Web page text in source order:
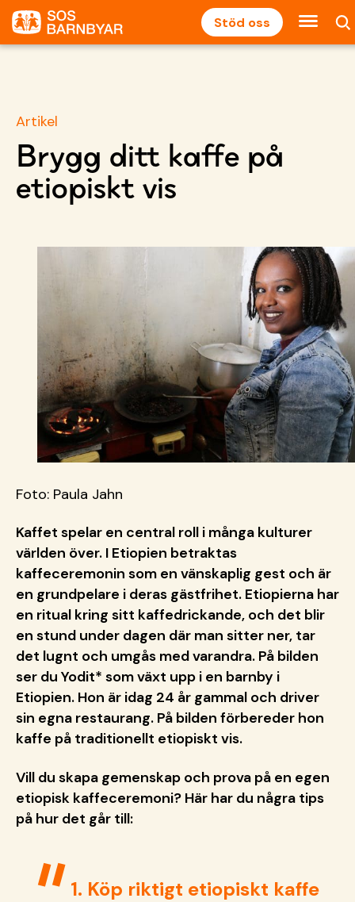
Stöd oss
Artikel
Brygg ditt kaffe på
etiopiskt vis
Foto: Paula Jahn
Kaffet spelar en central roll i många kulturer
världen över. I Etiopien betraktas
kaffeceremonin som en vänskaplig gest och är
en grundpelare i deras gästfrihet. Etiopierna har
en ritual kring sitt kaffedrickande, och det blir
en stund under dagen där man sitter ner, tar
det lugnt och umgås med varandra. På bilden
ser du Yodit* som växt upp i en barnby i
Etiopien. Hon är idag 24 år gammal och driver
sin egna restaurang. På bilden förbereder hon
kaffe på traditionellt etiopiskt vis.
Vill du skapa gemenskap och prova på en egen
etiopisk kaffeceremoni? Här har du några tips
på hur det går till:
1. Köp riktigt etiopiskt kaffe